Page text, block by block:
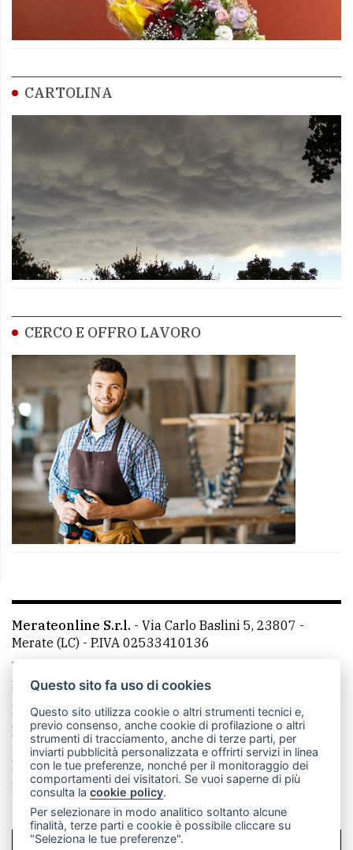
CARTOLINA
CERCO E OFFRO LAVORO
Merateonline S.r.l. - Via Carlo Baslini 5, 23807 -
Merate (LC) - P.IVA 02533410136
Telefono:
mail: redazione@merateonline.it
La redazione
CasateOnline LeccoOnline
RSS
Made by VIP
Privacy policy
Cookie policy
Rivedi le tue scelte sui cookie
SCRIVICI
Questo sito fa uso di cookies
Questo sito utilizza cookie o altri strumenti tecnici e,
previo consenso, anche cookie di profilazione o altri
strumenti di tracciamento, anche di terze parti, per
inviarti pubblicità personalizzata e offrirti servizi in linea
con le tue preferenze, nonché per il monitoraggio dei
comportamenti dei visitatori. Se vuoi saperne di più
consulta lacookie policy.
Per selezionare in modo analitico soltanto alcune
finalità, terze parti e cookie è possibile cliccare su
"Seleziona le tue preferenze".